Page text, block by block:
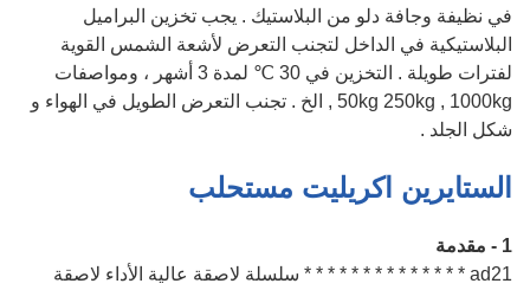
في نظيفة وجافة دلو من البلاستيك . يجب تخزين البراميل
البلاستيكية في الداخل لتجنب التعرض لأشعة الشمس القوية
لفترات طويلة . التخزين في 30 ℃ لمدة 3 أشهر ، ومواصفات
50kg 250kg , 1000kg , الخ . تجنب التعرض الطويل في الهواء و
شكل الجلد .
الستايرين اكريليت مستحلب
1 - مقدمة
ad21 * * * * * * * * * * * * * * سلسلة لاصقة عالية الأداء لاصقة